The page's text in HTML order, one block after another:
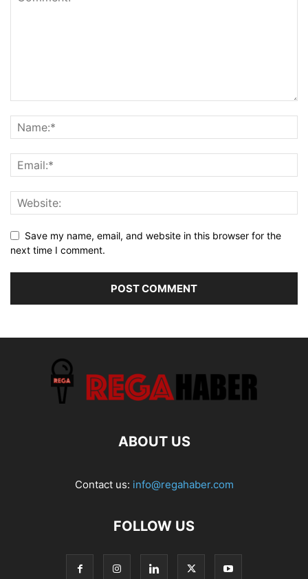
Save my name, email, and website in this browser for the
next time I comment.
ABOUT US
Contact us: info@regahaber.com
FOLLOW US